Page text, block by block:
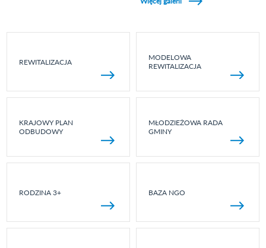
REWITALIZACJA
MODELOWA
REWITALIZACJA
KRAJOWY PLAN
ODBUDOWY
MŁODZIEŻOWA RADA
GMINY
RODZINA 3+ BAZA NGO